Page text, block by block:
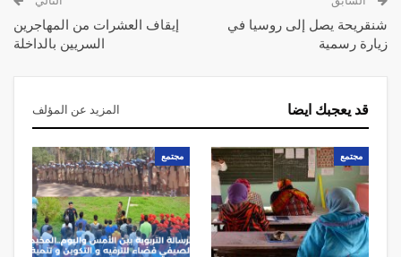
شنقريحة يصل إلى روسيا في
زيارة رسمية
إيقاف العشرات من المهاجرين
السريين بالداخلة
قد يعجبك ايضا المزيد عن المؤلف
مجتمع مجتمع